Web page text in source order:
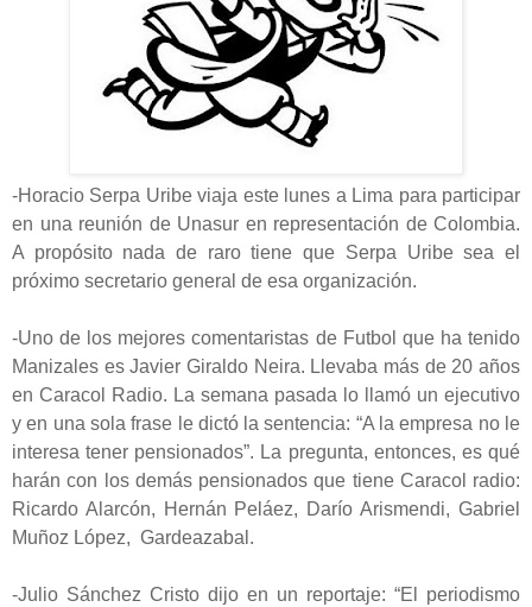
-Horacio Serpa Uribe viaja este lunes a Lima para participar
en una reunión de Unasur en representación de Colombia.
A propósito nada de raro tiene que Serpa Uribe sea el
próximo secretario general de esa organización.
-Uno de los mejores comentaristas de Futbol que ha tenido
Manizales es Javier Giraldo Neira. Llevaba más de 20 años
en Caracol Radio. La semana pasada lo llamó un ejecutivo
y en una sola frase le dictó la sentencia: “A la empresa no le
interesa tener pensionados”. La pregunta, entonces, es qué
harán con los demás pensionados que tiene Caracol radio:
Ricardo Alarcón, Hernán Peláez, Darío Arismendi, Gabriel
Muñoz López, Gardeazabal.
-Julio Sánchez Cristo dijo en un reportaje: “El periodismo